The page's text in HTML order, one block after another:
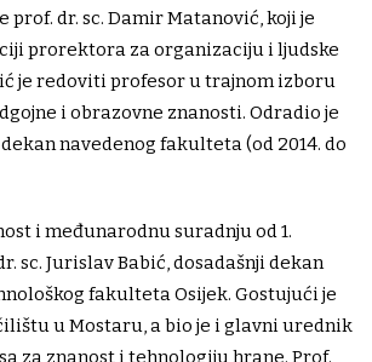
prof. dr. sc. Damir Matanović, koji je
prorektora za organizaciju i ljudske
je redoviti profesor u trajnom izboru
i obrazovne znanosti. Odradio je
navedenog fakulteta (od 2014. do
i međunarodnu suradnju od 1.
sc. Jurislav Babić, dosadašnji dekan
fakulteta Osijek. Gostujući je
u Mostaru, a bio je i glavni urednik
za znanost i tehnologiju hrane. Prof.